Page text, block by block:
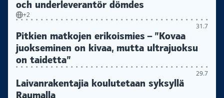
och underleverantör dömdes
+2
31.7
Pitkien matkojen erikoismies – ”Kovaa
juokseminen on kivaa, mutta ultrajuoksu
on taidetta”
29.7
Laivanrakentajia koulutetaan syksyllä
Raumalla